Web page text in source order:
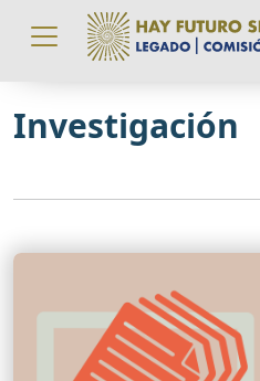
Pasar al contenido principal
Investigación